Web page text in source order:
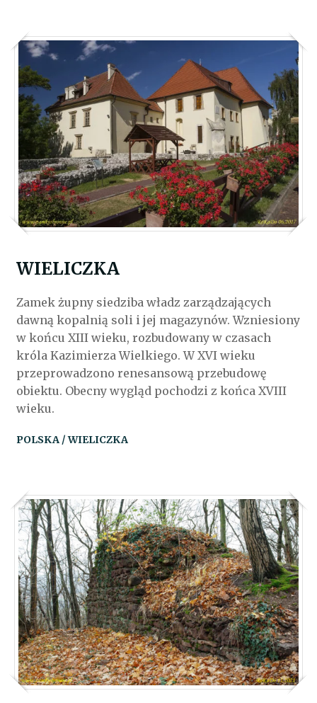
WIELICZKA
Zamek żupny siedziba władz zarządzających
dawną kopalnią soli i jej magazynów. Wzniesiony
w końcu XIII wieku, rozbudowany w czasach
króla Kazimierza Wielkiego. W XVI wieku
przeprowadzono renesansową przebudowę
obiektu. Obecny wygląd pochodzi z końca XVIII
wieku.
POLSKA / WIELICZKA